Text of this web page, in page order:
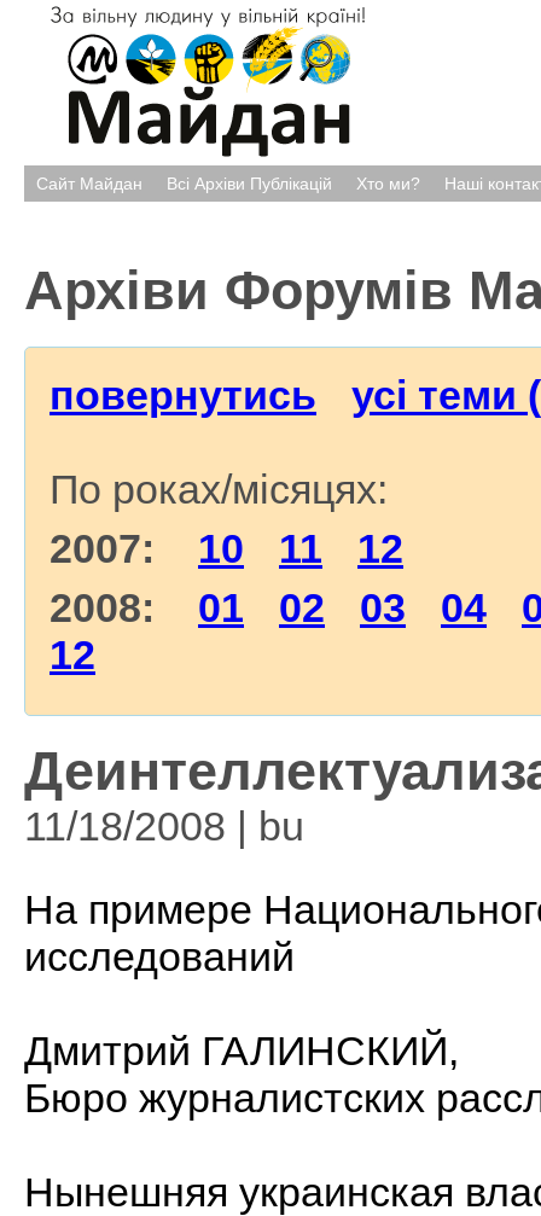
Сайт Майдан Всі Архіви Публікацій Хто ми? Наші
Архіви Форумів
повернутись усі теми
По роках/місяцях:
2007: 10 11
12
2008: 01 02 03 04
12
11/18/2008 | bu
На примере
исследований
Дмитрий ГАЛИНСКИЙ,
Бюро журналистских
Нынешняя украинская